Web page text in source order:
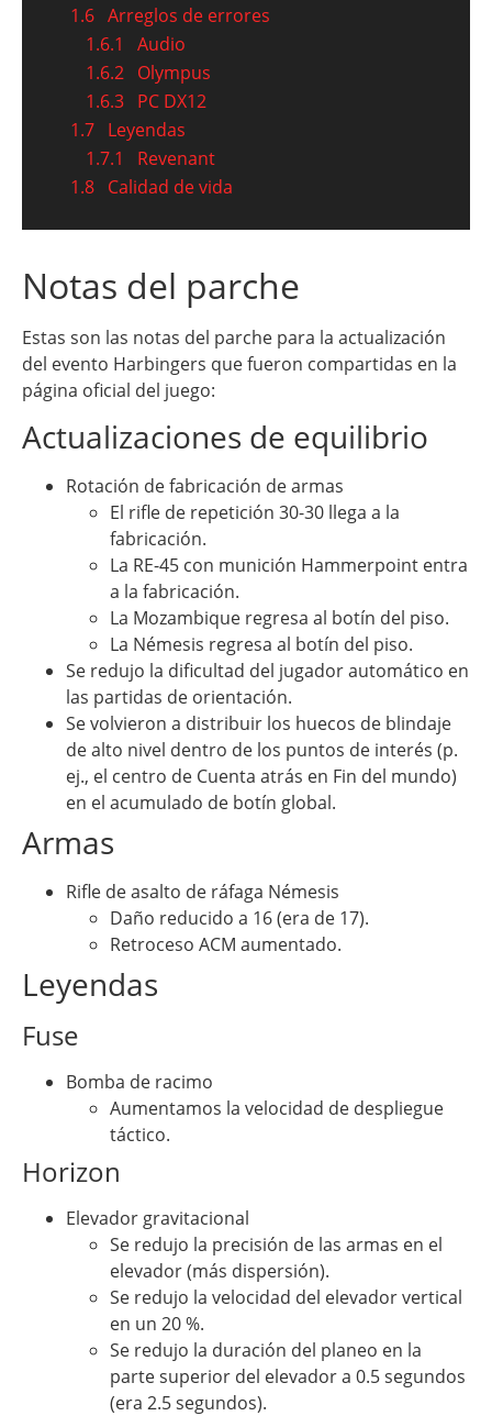
1.6 Arreglos de errores
1.6.1
Audio
1.6.2 Olympus
1.6.3 PC DX12
1.7 Leyendas
1.7.1
Revenant
1.8 Calidad de vida
Notas del parche
Estas son las notas del parche para la actualización
del evento Harbingers que fueron compartidas en la
página oficial del juego:
Actualizaciones de equilibrio
Rotación de fabricación de armas
El rifle de repetición 30-30 llega a la
fabricación.
La RE-45 con munición Hammerpoint entra
a la fabricación.
La Mozambique regresa al botín del piso.
La Némesis regresa al botín del piso.
Se redujo la dificultad del jugador automático en
las partidas de orientación.
Se volvieron a distribuir los huecos de blindaje
de alto nivel dentro de los puntos de interés (p.
ej., el centro de Cuenta atrás en Fin del mundo)
en el acumulado de botín global.
Armas
Rifle de asalto de ráfaga Némesis
Daño reducido a 16 (era de 17).
Retroceso ACM aumentado.
Leyendas
Fuse
Bomba de racimo
Aumentamos la velocidad de despliegue
táctico.
Horizon
Elevador gravitacional
Se redujo la precisión de las armas en el
elevador (más dispersión).
Se redujo la velocidad del elevador vertical
en un 20 %.
Se redujo la duración del planeo en la
parte superior del elevador a 0.5 segundos
(era 2.5 segundos).